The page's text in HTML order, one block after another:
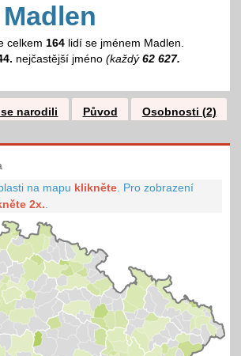
Madlen
celkem 164lidí se jménem Madlen.
nejčastější jméno (každý 62 627.
narodili Původ
Osobnosti (2)
na mapu klikněte Pro zobrazení
2x.